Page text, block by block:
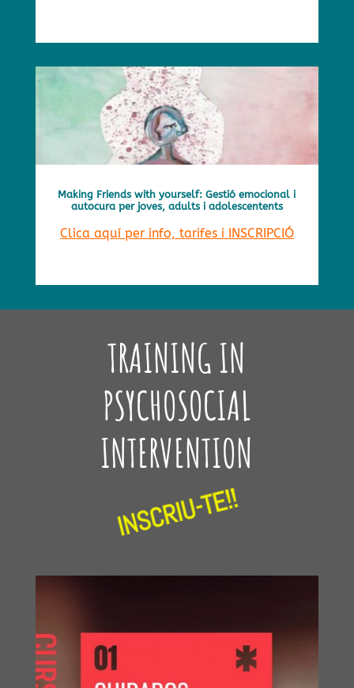
Making Friends with yourself: Gestió emocional i
autocura per joves, adults i adolescentents
Clica aquí per info, tarifes i INSCRIPCIÓ
TRAINING IN
PSYCHOSOCIAL
INTERVENTION
INSCRIU-TE!!